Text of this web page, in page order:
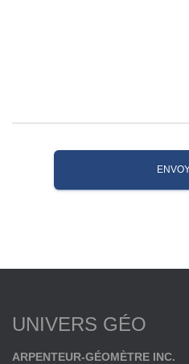
UNIVERS GÉO
ARPENTEUR-GÉOMÈTRE INC.